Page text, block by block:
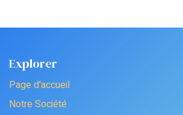
Explorer
Page d'accueil
Notre Société